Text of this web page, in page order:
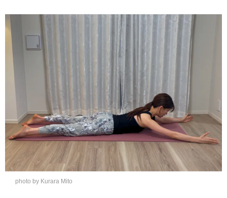
photo by Kurara Mito